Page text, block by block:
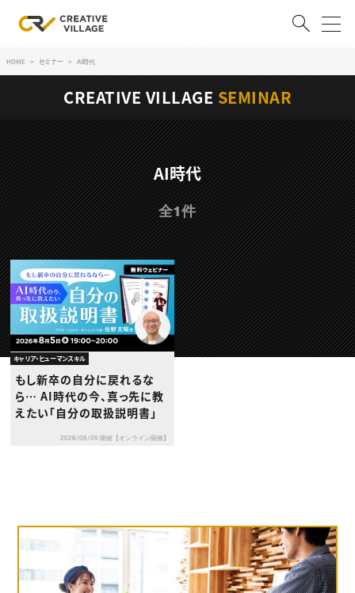
ログイン 会員登録
RECRUIT
クリエイター求人を探す
CREATIVE JOB求人検索
特集求人
採用説明会
転職支援サービス
CONTENTS
スキルアップしたい！
スキルアップしたい！ トップ
デザイン
プログラミング
動画配信・映像制作
編集・ライティング
マーケティング
ディレクション
業界解説・キャリア事情
お役立ち基礎知識
TOP Creator’s コラム
TOP Creator’s コラム トップ
Webクリエイター
アプリクリエイター
ゲームクリエイター
映像クリエイター
マーケッター
クリエイターインタビュー
セミナー
ニュース・トレンド
ニュース・トレンド トップ
プロフェッショナル×つながる×メディア
HOME セミナー AI時代
CREATIVE VILLAGE SEMINAR
AI時代
全1件
キャリア・ヒューマンスキル
もし新卒の自分に戻れるな
ら… AI時代の今、真っ先に教
えたい「自分の取扱説明書」
2026/08/05 開催【オンライン開催】